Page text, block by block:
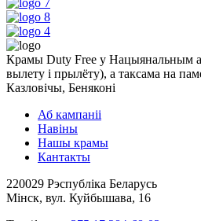
Крамы Duty Free у Нацыянальным
вылету і прылёту), а таксама на
Казловічы, Беняконі
Аб кампаніі
Навіны
Нашы крамы
Кантакты
220029 Рэспубліка Беларусь
Мінск, вул. Куйбышава, 16